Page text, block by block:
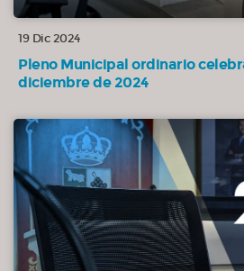
19 Dic 2024
Pleno Municipal ordinario
diciembre de 2024